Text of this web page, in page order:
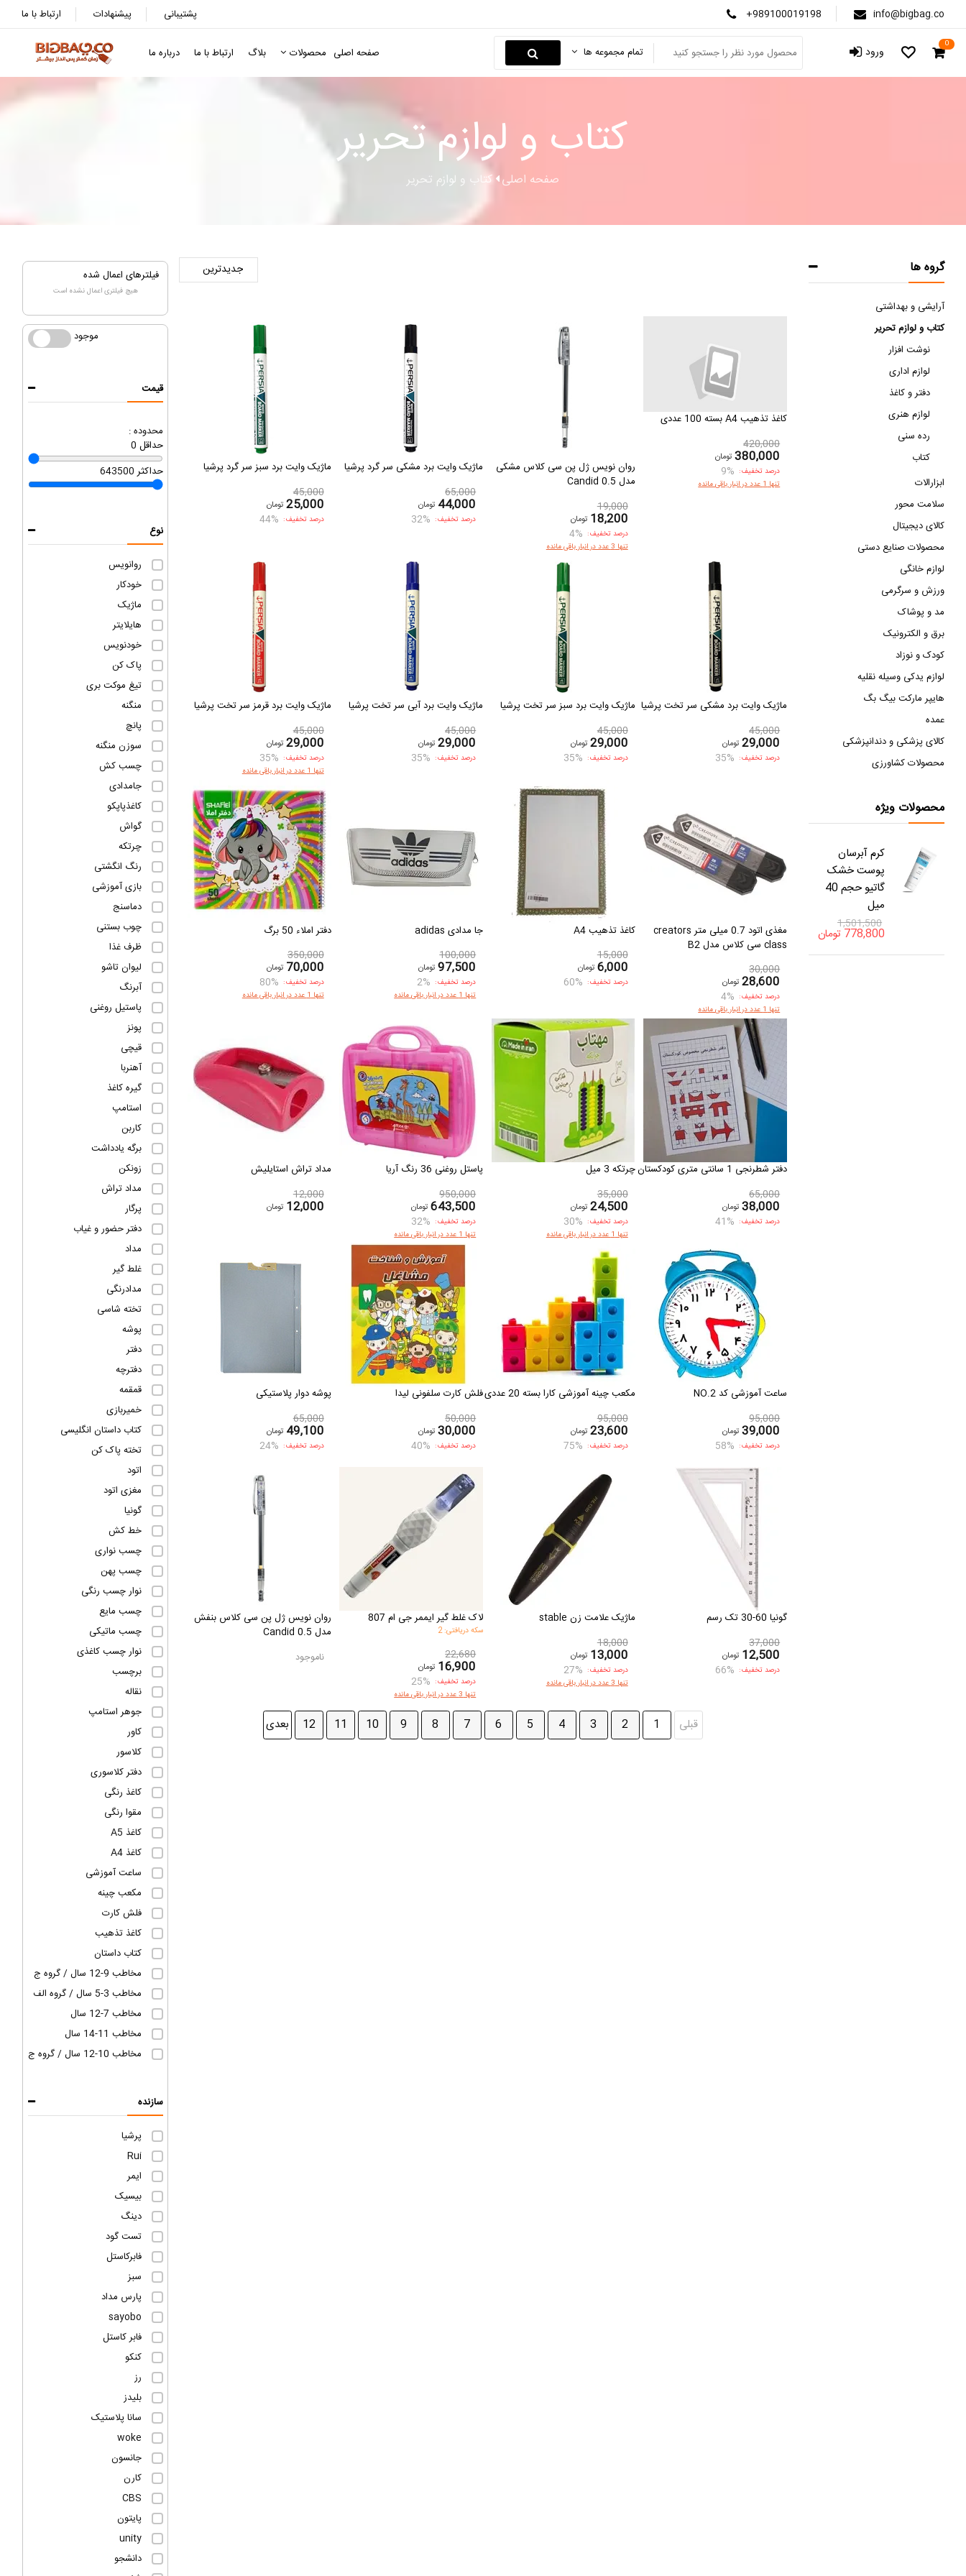
ارتباط با ما پیشنهادات پشتیبانی +989100019198 info@bigbag.co
صفحه اصلی محصولات بلاگ ارتباط با ما درباره ما تمام مجموعه ها ورود 0
کتاب و لوازم تحریر
صفحه اصلی کتاب و لوازم تحریر
فیلترهای اعمال شده
هیچ فیلتری اعمال نشده است
موجود موجود
قیمت
محدوده :
0 حداقل
643500 حداکثر
نوع
روانویس
خودکار
ماژیک
هایلایتر
خودنویس
پاک کن
تیغ موکت بری
منگنه
پانچ
سوزن منگنه
چسب کش
جامدادی
کاغذپاپکو
گواش
چرتکه
رنگ انگشتی
بازی آموزشی
دماسنج
چوب بستنی
ظرف غذا
لیوان تاشو
آبرنگ
پاستیل روغنی
پونز
قیچی
آهنربا
گیره کاغذ
استامپ
کاربن
برگه یادداشت
زونکن
مداد تراش
پرگار
دفتر حضور و غیاب
مداد
غلط گیر
مدادرنگی
تخته شاسی
پوشه
دفتر
دفترچه
قمقمه
خمیربازی
کتاب داستان انگلیسی
تخته پاک کن
اتود
مغزی اتود
گونیا
خط کش
چسب نواری
چسب پهن
نوار چسب رنگی
چسب مایع
چسب ماتیکی
نوار چسب کاغذی
برچسب
نقاله
جوهر استامپ
کاور
کلاسور
دفتر کلاسوری
کاغذ رنگی
مقوا رنگی
کاغذ A5
کاغذ A4
ساعت آموزشی
مکعب چینه
فلش کارت
کاغذ تذهیب
کتاب داستان
مخاطب 9-12 سال / گروه ج
مخاطب 3-5 سال / گروه الف
مخاطب 7-12 سال
مخاطب 11-14 سال
مخاطب 10-12 سال / گروه ج
سازنده
پرشیا
Rui
ایمر
بیسیک
دینگ
تست گود
فابرکاستل
سبز
پارس مداد
sayobo
فابر کاستل
کنکو
رز
بلیدز
سانا پلاستیک
woke
جانسون
کارن
CBS
پایتون
unity
دانشجو
کاغذ تذهیب A4 بسته 100 عددی
420,000
380,000 تومان
درصد تخفیف: 9%
تنها 1 عدد در انبار باقی مانده
روان نویس ژل پن سی کلاس مشکی
مدل Candid 0.5
19,000
18,200 تومان
درصد تخفیف: 4%
تنها 3 عدد در انبار باقی مانده
ماژیک وایت برد مشکی سر گرد پرشیا
65,000
44,000 تومان
درصد تخفیف: 32%
ماژیک وایت برد سبز سر گرد پرشیا
45,000
25,000 تومان
درصد تخفیف: 44%
ماژیک وایت برد مشکی سر تخت پرشیا
45,000
29,000 تومان
درصد تخفیف: 35%
ماژیک وایت برد سبز سر تخت پرشیا
45,000
29,000 تومان
درصد تخفیف: 35%
ماژیک وایت برد آبی سر تخت پرشیا
45,000
29,000 تومان
درصد تخفیف: 35%
ماژیک وایت برد قرمز سر تخت پرشیا
45,000
29,000 تومان
درصد تخفیف: 35%
تنها 1 عدد در انبار باقی مانده
مغذی اتود 0.7 میلی متر creators
class سی کلاس مدل B2
30,000
28,600 تومان
درصد تخفیف: 4%
تنها 1 عدد در انبار باقی مانده
کاغذ تذهیب A4
15,000
6,000 تومان
درصد تخفیف: 60%
جا مدادی adidas
100,000
97,500 تومان
درصد تخفیف: 2%
تنها 1 عدد در انبار باقی مانده
دفتر املاء 50 برگ
350,000
70,000 تومان
درصد تخفیف: 80%
تنها 1 عدد در انبار باقی مانده
دفتر شطرنجی 1 سانتی متری کودکستان
65,000
38,000 تومان
درصد تخفیف: 41%
چرتکه 3 میل
35,000
24,500 تومان
درصد تخفیف: 30%
تنها 1 عدد در انبار باقی مانده
پاستل روغنی 36 رنگ آریا
950,000
643,500 تومان
درصد تخفیف: 32%
تنها 1 عدد در انبار باقی مانده
مداد تراش استایلیش
12,000
12,000 تومان
ساعت آموزشی کد NO.2
95,000
39,000 تومان
درصد تخفیف: 58%
مکعب چینه آموزشی کارا بسته 20 عددی
95,000
23,600 تومان
درصد تخفیف: 75%
فلش کارت سلفونی لیدا
50,000
30,000 تومان
درصد تخفیف: 40%
پوشه دوار پلاستیکی
65,000
49,100 تومان
درصد تخفیف: 24%
گونیا 60-30 تک رسم
37,000
12,500 تومان
درصد تخفیف: 66%
ماژیک علامت زن stable
18,000
13,000 تومان
درصد تخفیف: 27%
تنها 3 عدد در انبار باقی مانده
لاک غلط گیر ایممر جی ام 807
سکه دریافتی: 2
22,680
16,900 تومان
درصد تخفیف: 25%
تنها 3 عدد در انبار باقی مانده
روان نویس ژل پن سی کلاس بنفش
مدل Candid 0.5
ناموجود
قبلی 1
2
3
4
5
6
7
8
9
10
11
12 بعدی
گروه ها
آرایشی و بهداشتی
کتاب و لوازم تحریر
نوشت افزار
لوازم اداری
دفتر و کاغذ
لوازم هنری
رده سنی
کتاب
ابزارالات
سلامت محور
کالای دیجیتال
محصولات صنایع دستی
لوازم خانگی
ورزش و سرگرمی
مد و پوشاک
برق و الکترونیک
کودک و نوزاد
لوازم یدکی وسیله نقلیه
هایپر مارکت بیگ بگ
عمده
کالای پزشکی و دندانپزشکی
محصولات کشاورزی
محصولات ویژه
کرم آبرسان
پوست خشک
گاتیو حجم 40
میل
1,501,500
778,800 تومان